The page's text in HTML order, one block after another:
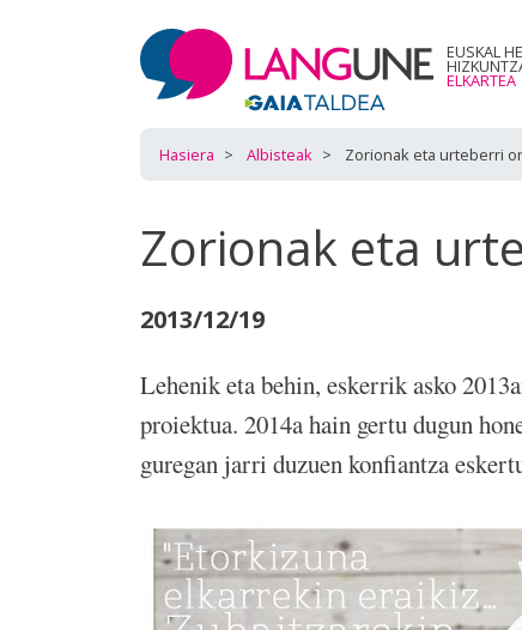
EUSKAL
ELKARTEA
Hasiera Albisteak Zorionak eta urteberri
Zorionak eta
2013/12/19
Lehenik eta behin, eskerrik asko
proiektua. 2014a hain gertu dugun
guregan jarri duzuen konfiantza